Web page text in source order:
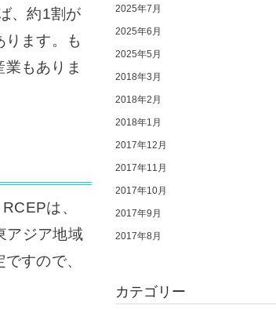
、約1割が
ます。も
もありま
は、
アジア地域
すので、
2025年7月
2025年6月
2025年5月
2018年3月
2018年2月
2018年1月
2017年12月
2017年11月
2017年10月
2017年9月
2017年8月
カテゴリー